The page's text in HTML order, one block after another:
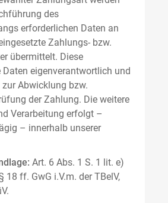
des
erforderlichen Daten an
Zahlungs- bzw.
übermittelt. Diese
Daten eigenverantwortlich und
Abwicklung bzw.
der Zahlung. Die weitere
Verarbeitung erfolgt –
– innerhalb unserer
Art. 6 Abs. 1 S. 1 lit. e)
18 ff. GwG i.V.m. der TBelV,